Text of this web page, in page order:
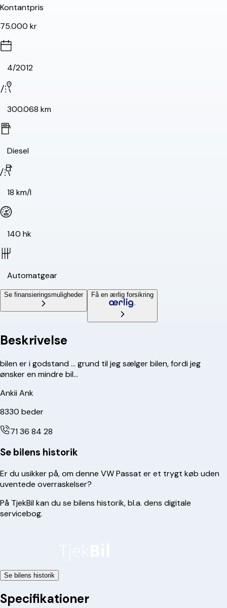
Kontantpris
75.000 kr
4/2012
300.068 km
Diesel
18 km/l
140 hk
Automatgear
Se finansieringsmuligheder Få en ærlig forsikring
Beskrivelse
bilen er i godstand ... grund til jeg sælger bilen, fordi jeg
ønsker en mindre bil...
Ankii Ank
8330 beder
71 36 84 28
Se bilens historik
Er du usikker på, om denne VWPassat er et trygt køb uden
uventede overraskelser?
På TjekBil kan du se bilens historik, bl.a. dens digitale
servicebog.
Se bilens historik
Specifikationer